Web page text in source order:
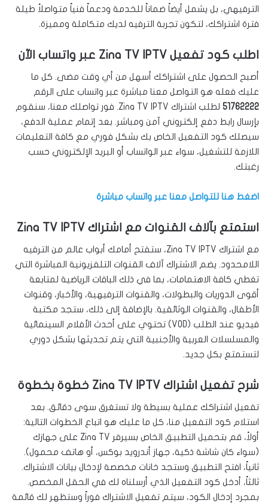
الترفيهي، بل يشمل أيضاً ضماناً للخدمة ودعماً فنياً متواصلاً طيلة
فترة اشتراكك، لتكون تجربة الترفيه لديك متكاملة ومميزة.
اطلب كود تفعيل Zina TV IPTV عبر واتساب الآن
أصبح الحصول على اشتراكك أسهل من أي وقت مضى. كل ما
عليك فعله هو التواصل معنا مباشرة عبر واتساب على الرقم
51762222
لطلب اشتراك Zina TV IPTV. فور تواصلك معنا، سنقوم
بإرسال رابط دفع إلكتروني آمن ومباشر. بعد إتمام عملية الدفع،
سيصلك كود التفعيل الخاص بك بشكل فوري مع كافة التعليمات
اللازمة للتشغيل، سواء عبر الواتساب أو البريد الإلكتروني حسب
رغبتك.
اضغط هنا للتواصل معنا عبر واتساب مباشرة
استمتع بآلاف القنوات مع اشتراك Zina TV IPTV
مع اشتراك Zina TV IPTV، ستفتح أمامك أبواب عالم من الترفيه
اللامحدود. يضم الاشتراك آلاف القنوات التلفزيونية المباشرة التي
تغطي كافة الاهتمامات، بما في ذلك الباقات الرياضية لمتابعة
أقوى الدوريات والبطولات، والقنوات الترفيهية، والأخبار، وقنوات
الأطفال، والقنوات الوثائقية. بالإضافة إلى ذلك، ستجد مكتبة
فيديو عند الطلب (VOD) تحتوي على أحدث الأفلام السينمائية
والمسلسلات العربية والأجنبية التي يتم تحديثها بشكل دوري
لتستمتع بكل جديد.
شرح تفعيل اشتراك Zina TV IPTV خطوة بخطوة
تفعيل اشتراكك عملية بسيطة ولا تستغرق سوى دقائق. بعد
استلام كود التفعيل منا، كل ما عليك هو اتباع الخطوات التالية:
أولاً، قم بتحميل التطبيق الخاص بسيرفر Zina TV على جهازك
(سواء كان شاشة ذكية، جهاز أندرويد بوكس، أو هاتف محمول).
ثانياً، افتح التطبيق وستجد خانات مخصصة لإدخال بيانات الاشتراك.
ثالثاً، أدخل كود التفعيل الذي أرسلناه لك في الحقل المخصص.
بمجرد إدخال الكود، سيتم تفعيل الاشتراك فوراً وستظهر لك قائمة